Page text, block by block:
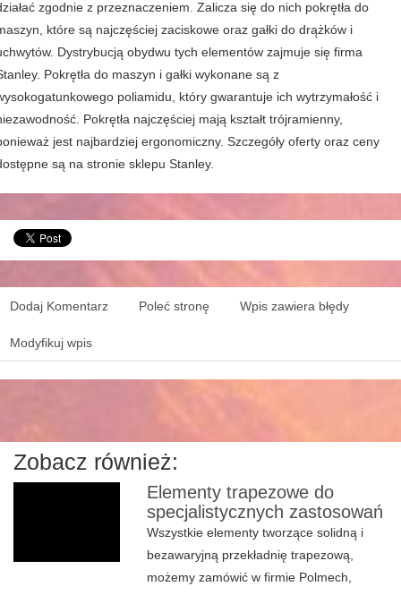
zgodnie z przeznaczeniem. Zalicza się do nich pokrętła do
które są najczęściej zaciskowe oraz gałki do drążków i
Dystrybucją obydwu tych elementów zajmuje się firma
Pokrętła do maszyn i gałki wykonane są z
poliamidu, który gwarantuje ich wytrzymałość i
Pokrętła najczęściej mają kształt trójramienny,
jest najbardziej ergonomiczny. Szczegóły oferty oraz ceny
są na stronie sklepu Stanley.
Dodaj Komentarz Poleć stronę Wpis zawiera błędy
Modyfikuj wpis
Zobacz również:
Elementy trapezowe do
specjalistycznych zastosowań
Wszystkie elementy tworzące solidną i
bezawaryjną przekładnię trapezową,
możemy zamówić w firmie Polmech,